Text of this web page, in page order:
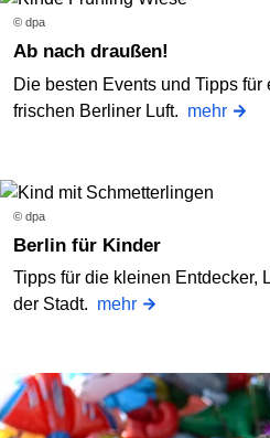
© dpa
Ab nach draußen!
Die besten Events und Tipps
frischen Berliner Luft. mehr
© dpa
Berlin für Kinder
Tipps für die kleinen Entdecker,
der Stadt. mehr